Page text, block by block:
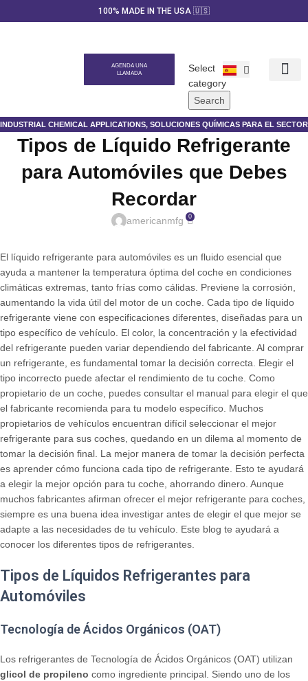
100% MADE IN THE USA 🇺🇸
AGENDA UNA
LLAMADA
Select
category
Search
INDUSTRIAL CHEMICAL APPLICATIONS, SOLUCIONES QUÍMICAS PARA EL SECTOR
AUTOMOTRIZ, UNCATEGORIZED
Tipos de Líquido Refrigerante
para Automóviles que Debes
Recordar
americanmfg 0
El líquido refrigerante para automóviles es un fluido esencial que
ayuda a mantener la temperatura óptima del coche en condiciones
climáticas extremas, tanto frías como cálidas. Previene la corrosión,
aumentando la vida útil del motor de un coche. Cada tipo de líquido
refrigerante viene con especificaciones diferentes, diseñadas para un
tipo específico de vehículo. El color, la concentración y la efectividad
del refrigerante pueden variar dependiendo del fabricante. Al comprar
un refrigerante, es fundamental tomar la decisión correcta. Elegir el
tipo incorrecto puede afectar el rendimiento de tu coche. Como
propietario de un coche, puedes consultar el manual para elegir el que
el fabricante recomienda para tu modelo específico. Muchos
propietarios de vehículos encuentran difícil seleccionar el mejor
refrigerante para sus coches, quedando en un dilema al momento de
tomar la decisión final. La mejor manera de tomar la decisión perfecta
es aprender cómo funciona cada tipo de refrigerante. Esto te ayudará
a elegir la mejor opción para tu coche, ahorrando dinero. Aunque
muchos fabricantes afirman ofrecer el mejor refrigerante para coches,
siempre es una buena idea investigar antes de elegir el que mejor se
adapte a las necesidades de tu vehículo. Este blog te ayudará a
conocer los diferentes tipos de refrigerantes.
Tipos de Líquidos Refrigerantes para
Automóviles
Tecnología de Ácidos Orgánicos (OAT)
Los refrigerantes de Tecnología de Ácidos Orgánicos (OAT) utilizan
glicol de propileno como ingrediente principal. Siendo uno de los